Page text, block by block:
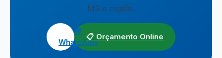
MS e região.
💬
WhatsApp
📋 Orçamento Online